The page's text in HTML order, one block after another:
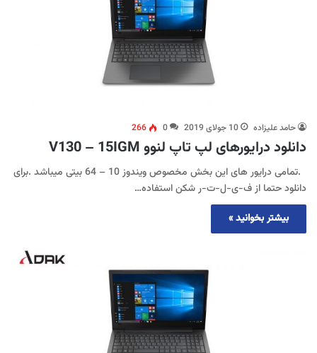
حامد علیزاده 10 جولای 2019 0
266
دانلود درایورهای لپ تاپ لنوو V130 – 15IGM
.تمامی درایور های این بخش مخصوص ویندوز 10 – 64 بیتی میباشد .برای
دانلود حتما از ف-ی-ل-ت-ر شکن استفاده…
بیشتر بخوانید »